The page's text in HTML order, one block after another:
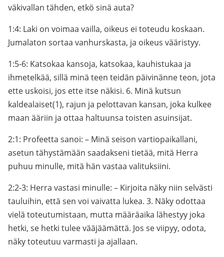
väkivallan tähden, etkö sinä auta?
1:4: Laki on voimaa vailla, oikeus ei toteudu koskaan.
Jumalaton sortaa vanhurskasta, ja oikeus vääristyy.
1:5-6: Katsokaa kansoja, katsokaa, kauhistukaa ja
ihmetelkää, sillä minä teen teidän päivinänne teon, jota
ette uskoisi, jos ette itse näkisi. 6. Minä kutsun
kaldealaiset(1), rajun ja pelottavan kansan, joka kulkee
maan ääriin ja ottaa haltuunsa toisten asuinsijat.
2:1: Profeetta sanoi: – Minä seison vartiopaikallani,
asetun tähystämään saadakseni tietää, mitä Herra
puhuu minulle, mitä hän vastaa valituksiini.
2:2-3: Herra vastasi minulle: – Kirjoita näky niin selvästi
tauluihin, että sen voi vaivatta lukea. 3. Näky odottaa
vielä toteutumistaan, mutta määräaika lähestyy joka
hetki, se hetki tulee vääjäämättä. Jos se viipyy, odota,
näky toteutuu varmasti ja ajallaan.